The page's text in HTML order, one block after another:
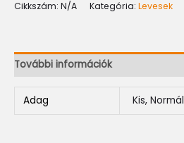
Cikkszám: N/A Kategória: Levesek
További információk
Adag Kis, Normál